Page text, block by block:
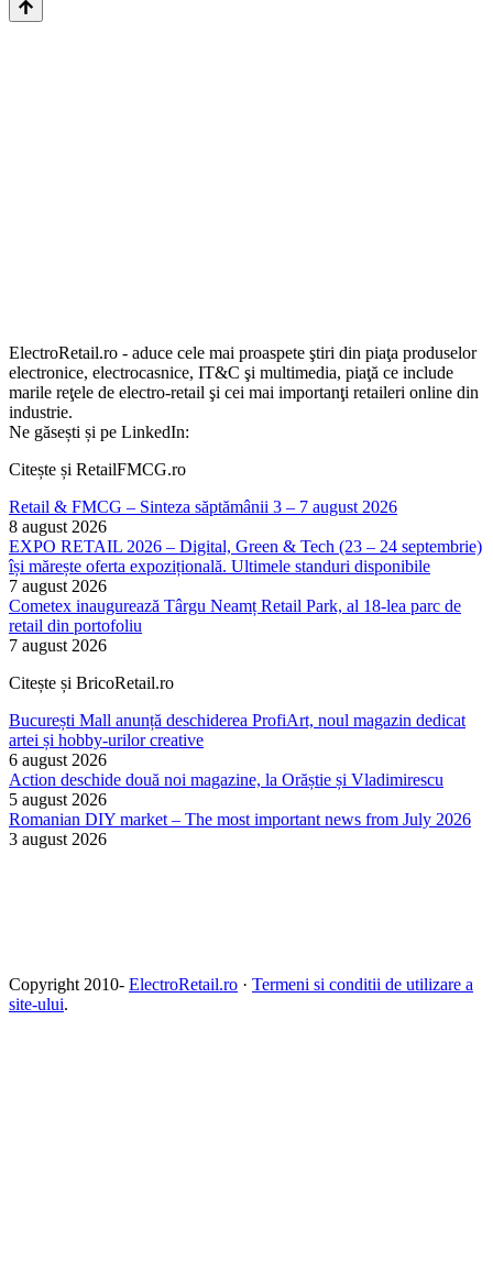
ElectroRetail.ro - aduce cele mai proaspete ştiri din piaţa produselor
electronice, electrocasnice, IT&C şi multimedia, piaţă ce include
marile reţele de electro-retail şi cei mai importanţi retaileri online din
industrie.
Ne găsești și pe LinkedIn:
Citește și RetailFMCG.ro
Retail & FMCG – Sinteza săptămânii 3 – 7 august 2026
8 august 2026
EXPO RETAIL 2026 – Digital, Green & Tech (23 – 24 septembrie)
își mărește oferta expozițională. Ultimele standuri disponibile
7 august 2026
Cometex inaugurează Târgu Neamț Retail Park, al 18-lea parc de
retail din portofoliu
7 august 2026
Citește și BricoRetail.ro
București Mall anunță deschiderea ProfiArt, noul magazin dedicat
artei și hobby-urilor creative
6 august 2026
Action deschide două noi magazine, la Orăștie și Vladimirescu
5 august 2026
Romanian DIY market – The most important news from July 2026
3 august 2026
Copyright 2010- ElectroRetail.ro · Termeni si conditii de utilizare a
site-ului.